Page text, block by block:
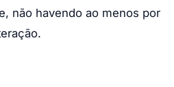
não havendo ao menos por